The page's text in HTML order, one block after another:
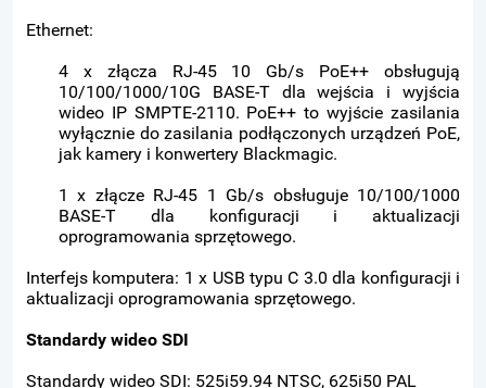
Ethernet:
4 x złącza RJ-45 10 Gb/s PoE++ obsługują
10/100/1000/10G BASE-T dla wejścia i wyjścia
wideo IP SMPTE-2110. PoE++ to wyjście zasilania
wyłącznie do zasilania podłączonych urządzeń PoE,
jak kamery i konwertery Blackmagic.
1 x złącze RJ-45 1 Gb/s obsługuje 10/100/1000
BASE-T dla konfiguracji i aktualizacji
oprogramowania sprzętowego.
Interfejs komputera: 1 x USB typu C 3.0 dla konfiguracji i
aktualizacji oprogramowania sprzętowego.
Standardy wideo SDI
Standardy wideo SDI: 525i59.94 NTSC, 625i50 PAL